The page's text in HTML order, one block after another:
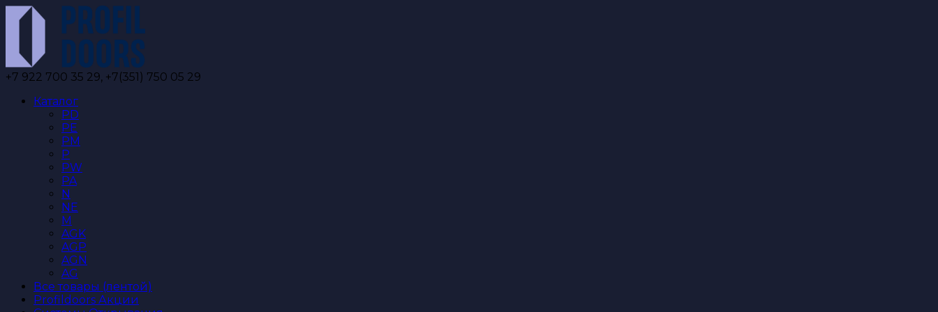
Перейти
содержанию
+7 922 700 35 29, +7(351) 750 05 29
Каталог
PD
PE
PM
P
PW
PA
N
NE
M
AGK
AGP
AGN
AG
Все товары (лентой)
Profildoors Акции